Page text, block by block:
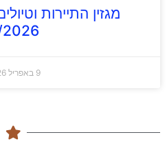
מגזין התיירות
9 באפריל 2026